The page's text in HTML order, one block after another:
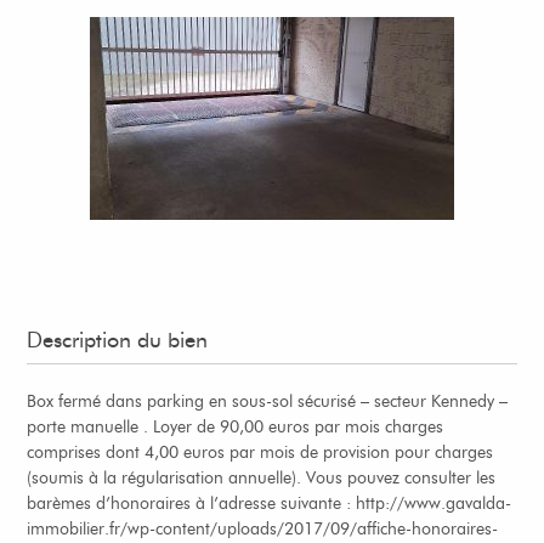
Description du bien
Box fermé dans parking en sous-sol sécurisé – secteur Kennedy –
porte manuelle . Loyer de 90,00 euros par mois charges
comprises dont 4,00 euros par mois de provision pour charges
(soumis à la régularisation annuelle). Vous pouvez consulter les
barèmes d’honoraires à l’adresse suivante : http://www.gavalda-
immobilier.fr/wp-content/uploads/2017/09/affiche-honoraires-